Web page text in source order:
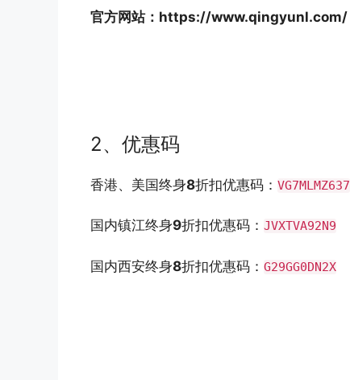
官方网站：https://www.qingyunl.com/
2、优惠码
香港、美国终身8折扣优惠码： VG7MLMZ637
国内镇江终身9折扣优惠码： JVXTVA92N9
国内西安终身8折扣优惠码： G29GG0DN2X